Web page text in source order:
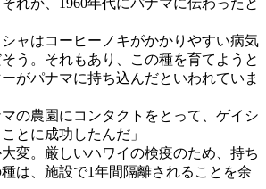
ャはコーヒーノキがかかりやすい病気
う。それもあり、この種を育てようと
がパナマに持ち込んだといわれていま
マの農園にコンタクトをとって、ゲイシ
とに成功したんだ」
変。厳しいハワイの検疫のため、持ち
は、施設で1年間隔離されることを余